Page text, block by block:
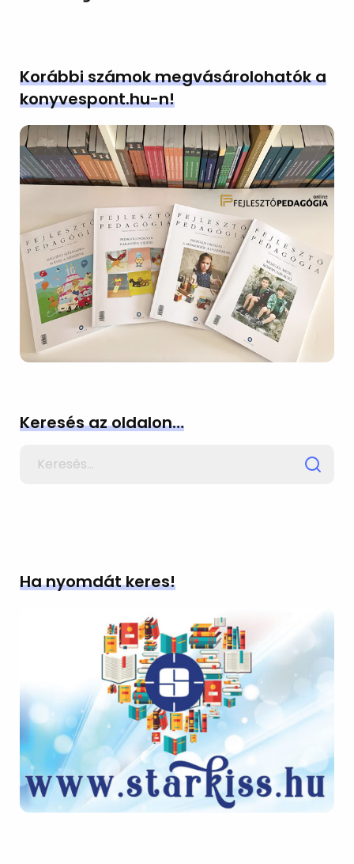
Korábbi számok megvásárolohatók a
konyvespont.hu-n!
Keresés az oldalon…
Ha nyomdát keres!